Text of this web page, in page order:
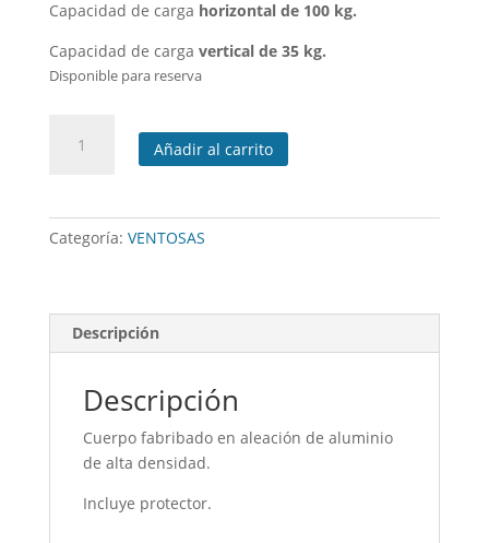
Capacidad de carga horizontal de 100 kg.
Capacidad de carga vertical de 35 kg.
Disponible para reserva
cantidad
Añadir al carrito
Categoría: VENTOSAS
Descripción
Descripción
Cuerpo fabribado en aleación de aluminio
de alta densidad.
Incluye protector.